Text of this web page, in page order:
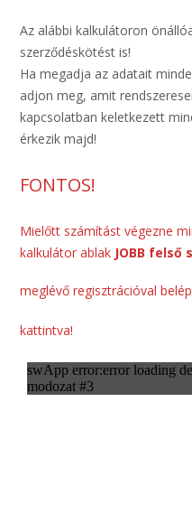
Az alábbi kalkulátoron
szerződéskötést is!
Ha megadja az adatait
adjon meg, amit
kapcsolatban keletkezett
érkezik majd!
FONTOS!
Mielőtt számítást végezne
kalkulátor ablak JOBB
meglévő regisztrációval
kattintva!